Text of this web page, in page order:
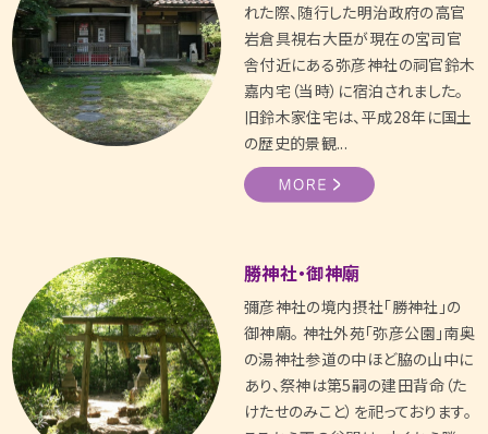
れた際、随行した明治政府の高官
岩倉具視右大臣が現在の宮司官
舎付近にある弥彦神社の祠官鈴木
嘉内宅（当時）に宿泊されました。
旧鈴木家住宅は、平成28年に国土
の歴史的景観...
勝神社・御神廟
彌彦神社の境内摂社「勝神社」の
御神廟。 神社外苑「弥彦公園」南奥
の湯神社参道の中ほど脇の山中に
あり、祭神は第5嗣の建田背命（た
けたせのみこと）を祀っております。